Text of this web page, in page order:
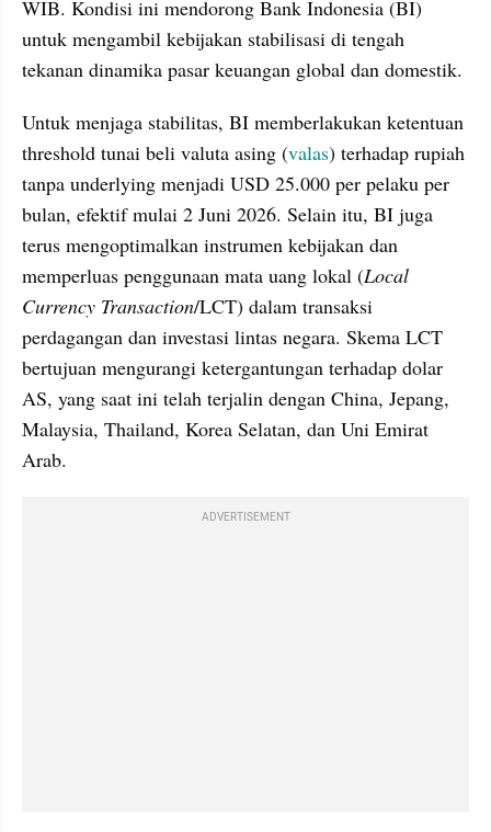
WIB. Kondisi ini mendorong Bank Indonesia (BI)
untuk mengambil kebijakan stabilisasi di tengah
tekanan dinamika pasar keuangan global dan domestik.
Untuk menjaga stabilitas, BI memberlakukan ketentuan
threshold tunai beli valuta asing (valas) terhadap rupiah
tanpa underlying menjadi USD 25.000 per pelaku per
bulan, efektif mulai 2 Juni 2026. Selain itu, BI juga
terus mengoptimalkan instrumen kebijakan dan
memperluas penggunaan mata uang lokal (Local
Currency Transaction/LCT) dalam transaksi
perdagangan dan investasi lintas negara. Skema LCT
bertujuan mengurangi ketergantungan terhadap dolar
AS, yang saat ini telah terjalin dengan China, Jepang,
Malaysia, Thailand, Korea Selatan, dan Uni Emirat
Arab.
ADVERTISEMENT